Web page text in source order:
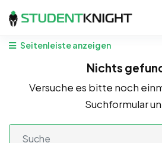
Seitenleiste anzeigen
Nichts
Versuche es bitte noch
Suchformular